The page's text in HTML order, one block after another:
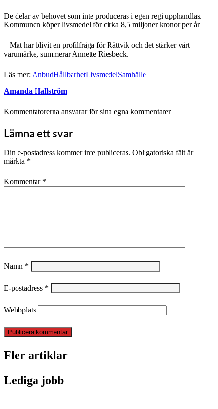
De delar av behovet som inte produceras i egen regi upphandlas.
Kommunen köper livsmedel för cirka 8,5 miljoner kronor per år.
– Mat har blivit en profilfråga för Rättvik och det stärker vårt
varumärke, summerar Annette Riesbeck.
Läs mer: AnbudHållbarhetLivsmedelSamhälle
Amanda Hallström
Kommentatorerna ansvarar för sina egna kommentarer
Lämna ett svar
Din e-postadress kommer inte publiceras. Obligatoriska fält är
märkta *
Kommentar *
Namn *
E-postadress *
Webbplats
Fler artiklar
Lediga jobb